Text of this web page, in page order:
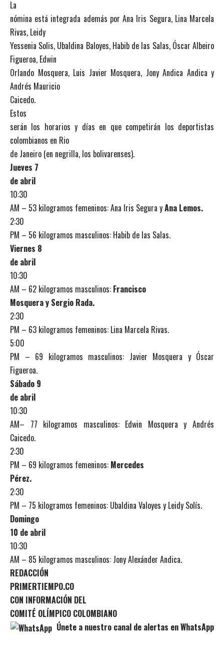
La
nómina está integrada además por Ana Iris Segura, Lina Marcela
Rivas, Leidy
Yessenia Solis, Ubaldina Baloyes, Habib de las Salas, Óscar Albeiro
Figueroa, Edwin
Orlando Mosquera, Luis Javier Mosquera, Jony Andica Andica y
Andrés Mauricio
Caicedo.
Estos
serán los horarios y días en que competirán los deportistas
colombianos en Rio
de Janeiro (en negrilla, los bolivarenses).
Jueves 7
de abril
10:30
AM – 53 kilogramos femeninos: Ana Iris Segura yAna Lemos.
2:30
PM – 56 kilogramos masculinos: Habib de las Salas.
Viernes 8
de abril
10:30
AM – 62 kilogramos masculinos: Francisco
Mosquera y Sergio Rada.
2:30
PM – 63 kilogramos femeninos: Lina Marcela Rivas.
5:00
PM – 69 kilogramos masculinos: Javier Mosquera y Óscar
Figueroa.
Sábado 9
de abril
10:30
AM– 77 kilogramos masculinos: Edwin Mosquera y Andrés
Caicedo.
2:30
PM – 69 kilogramos femeninos: Mercedes
Pérez.
2:30
PM – 75 kilogramos femeninos: Ubaldina Valoyes y Leidy Solís.
Domingo
10 de abril
10:30
AM – 85 kilogramos masculinos: Jony Alexánder Andica.
REDACCIÓN
PRIMERTIEMPO.CO
CON INFORMACIÓN DEL
COMITÉ OLÍMPICO COLOMBIANO
Únete a nuestro canal de alertas en WhatsApp